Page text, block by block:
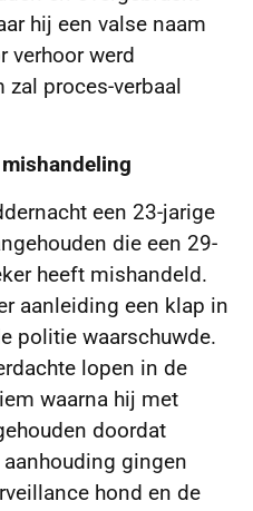
hij een valse naam
verhoor werd
proces-verbaal
een 23-jarige
die een 29-
heeft mishandeld.
aanleiding een klap in
politie waarschuwde.
lopen in de
waarna hij met
doordat
gingen
hond en de